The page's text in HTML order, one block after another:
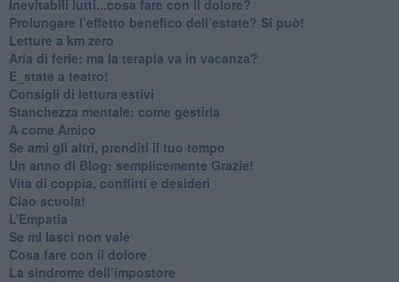
​Inevitabili lutti...cosa fare con il dolore?
Prolungare l’effetto benefico dell’estate? Si può!
​Letture a km zero
​Aria di ferie: ma la terapia va in vacanza?
​E_state a teatro!
​Consigli di lettura estivi
​Stanchezza mentale: come gestirla
​A come Amico
​Se ami gli altri, prenditi il tuo tempo
​Un anno di Blog: semplicemente Grazie!
​Vita di coppia, conflitti e desideri
​Ciao scuola!
​L’Empatia
​Se mi lasci non vale
Cosa fare con il dolore
​La sindrome dell’impostore